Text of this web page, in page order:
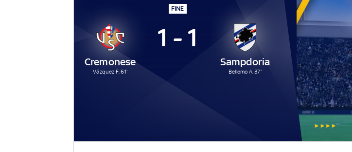
FINE
Cremonese
Vázquez F. 61'
1 - 1
Sampdoria
Bellemo A. 37'
1 - 1